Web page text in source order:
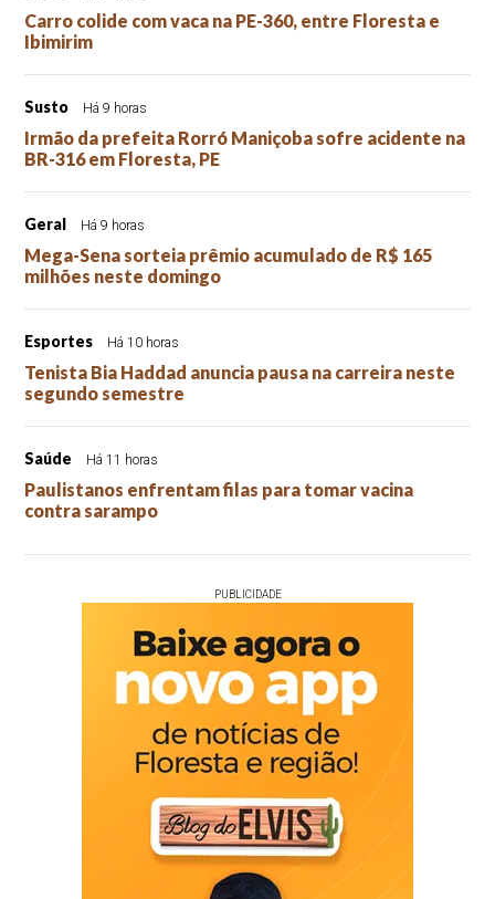
Carro colide com vaca na PE-360, entre Floresta e
Ibimirim
Susto Há 9 horas
Irmão da prefeita Rorró Maniçoba sofre acidente na
BR-316 em Floresta, PE
Geral Há 9 horas
Mega-Sena sorteia prêmio acumulado de R$ 165
milhões neste domingo
Esportes Há 10 horas
Tenista Bia Haddad anuncia pausa na carreira neste
segundo semestre
Saúde Há 11 horas
Paulistanos enfrentam filas para tomar vacina
contra sarampo
PUBLICIDADE